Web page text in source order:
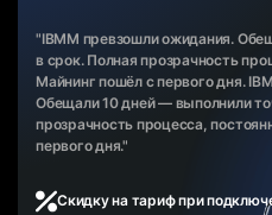
"IBMM превзошли ожидания.
в срок. Полная прозрачность
Майнинг пошёл с первого дня.
Обещали 10 дней — выполнили
прозрачность процесса,
первого дня."
Скидку на тариф при